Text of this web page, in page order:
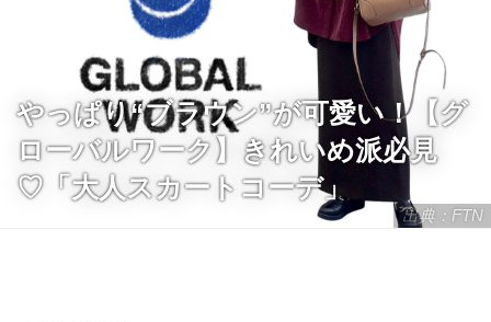
出典：FTN
やっぱり“ブラウン”が可愛い！【グ
ローバルワーク】きれいめ派必見
♡「大人スカートコーデ」